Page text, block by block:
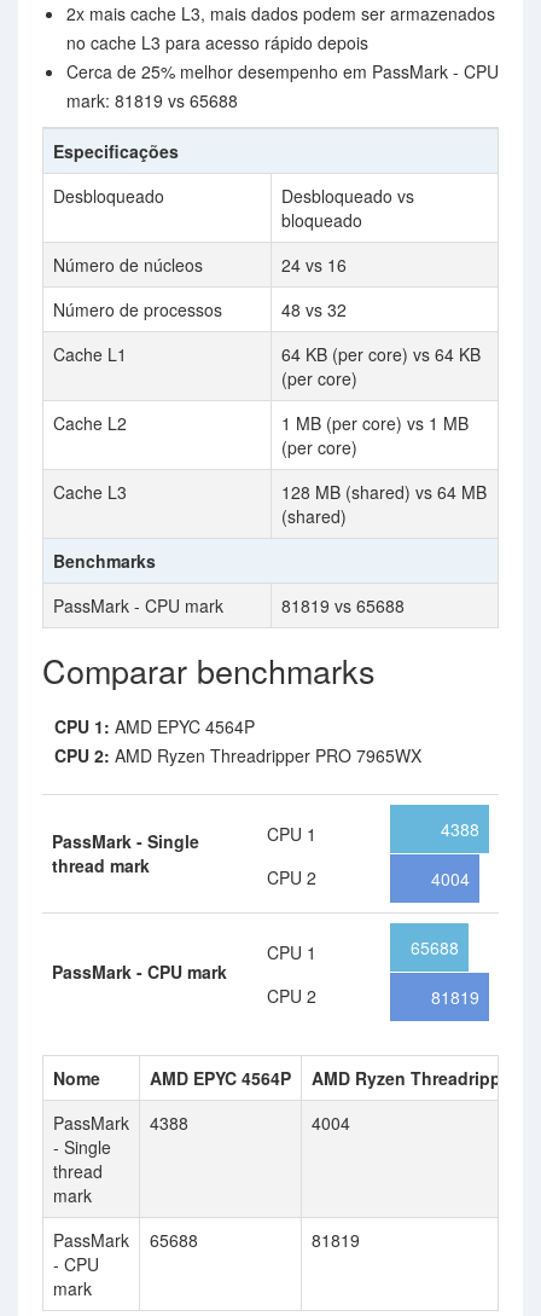
2x mais cache L3, mais dados podem ser armazenados
no cache L3 para acesso rápido depois
Cerca de 25% melhor desempenho em PassMark - CPU
mark: 81819 vs 65688
Especificações
Desbloqueado
Desbloqueado vs
bloqueado
Número de núcleos
24 vs 16
Número de processos
48 vs 32
Cache L1
64 KB (per core) vs 64 KB
(per core)
Cache L2
1 MB (per core) vs 1 MB
(per core)
Cache L3
128 MB (shared) vs 64 MB
(shared)
Benchmarks
PassMark - CPU mark
81819 vs 65688
Comparar benchmarks
CPU 1: AMD EPYC 4564P
CPU 2: AMD Ryzen Threadripper PRO 7965WX
PassMark - Single
thread mark
CPU 1
CPU 2
4388
4004
PassMark - CPU mark
CPU 1
CPU 2
65688
81819
Nome AMD EPYC 4564P
AMD Ryzen Threadripper
PassMark
- Single
thread
mark
4388 4004
PassMark
- CPU
mark
65688 81819